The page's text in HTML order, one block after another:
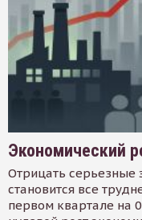
Экономический
Отрицать
становится все
первом квартале на